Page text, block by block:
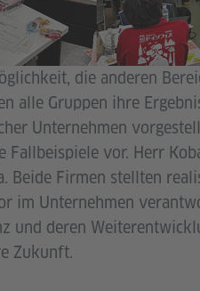
die anderen
alle Gruppen ihre
Unternehmen
vor. Herr
Beide Firmen stellten
im Unternehmen
und deren
Zukunft.